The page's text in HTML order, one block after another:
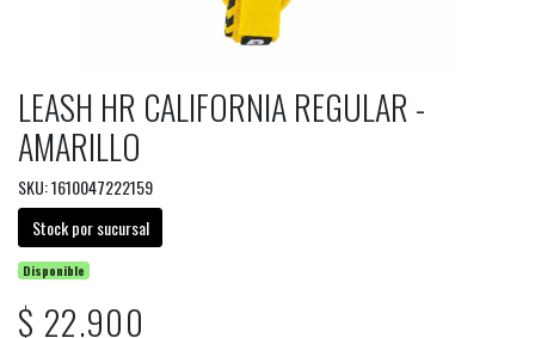
LEASH HR CALIFORNIA REGULAR -
AMARILLO
SKU: 1610047222159
Stock por sucursal
Disponible
$ 22.900